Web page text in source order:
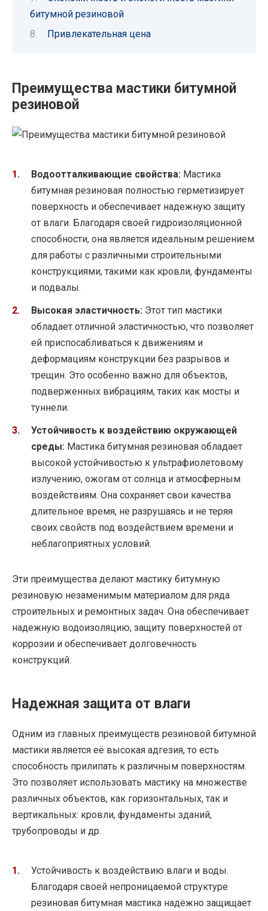
битумной резиновой
Привлекательная цена
Преимущества мастики битумной
резиновой
Водоотталкивающие свойства: Мастика
битумная резиновая полностью герметизирует
поверхность и обеспечивает надежную защиту
от влаги. Благодаря своей гидроизоляционной
способности, она является идеальным решением
для работы с различными строительными
конструкциями, такими как кровли, фундаменты
и подвалы.
Высокая эластичность: Этот тип мастики
обладает отличной эластичностью, что позволяет
ей приспосабливаться к движениям и
деформациям конструкции без разрывов и
трещин. Это особенно важно для объектов,
подверженных вибрациям, таких как мосты и
туннели.
Устойчивость к воздействию окружающей
среды: Мастика битумная резиновая обладает
высокой устойчивостью к ультрафиолетовому
излучению, ожогам от солнца и атмосферным
воздействиям. Она сохраняет свои качества
длительное время, не разрушаясь и не теряя
своих свойств под воздействием времени и
неблагоприятных условий.
Эти преимущества делают мастику битумную
резиновую незаменимым материалом для ряда
строительных и ремонтных задач. Она обеспечивает
надежную водоизоляцию, защиту поверхностей от
коррозии и обеспечивает долговечность
конструкций.
Надежная защита от влаги
Одним из главных преимуществ резиновой битумной
мастики является её высокая адгезия, то есть
способность прилипать к различным поверхностям.
Это позволяет использовать мастику на множестве
различных объектов, как горизонтальных, так и
вертикальных: кровли, фундаменты зданий,
трубопроводы и др.
Устойчивость к воздействию влаги и воды.
Благодаря своей непроницаемой структуре
резиновая битумная мастика надёжно защищает